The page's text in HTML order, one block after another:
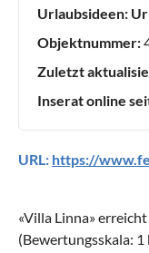
Urlaubsideen:
Objektnummer:
Zuletzt
Inserat online
URL: https://
«Villa Linna»
(Bewertungsskala: 1